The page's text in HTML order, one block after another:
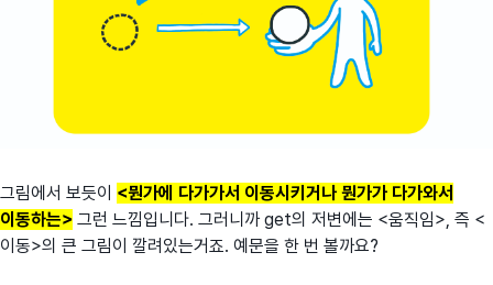
그림에서 보듯이 <뭔가에 다가가서 이동시키거나 뭔가가 다가와서
이동하는> 그런 느낌입니다. 그러니까 get의 저변에는 <움직임>, 즉 <
이동>의 큰 그림이 깔려있는거죠. 예문을 한 번 볼까요?